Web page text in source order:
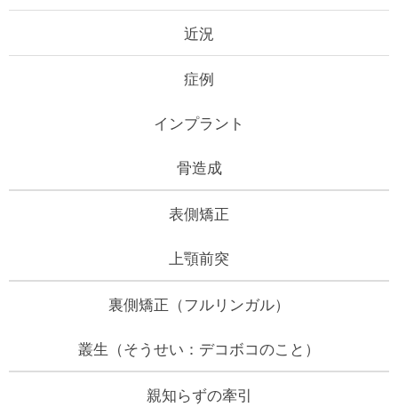
近況
症例
インプラント
骨造成
表側矯正
上顎前突
裏側矯正（フルリンガル）
叢生（そうせい：デコボコのこと）
親知らずの牽引